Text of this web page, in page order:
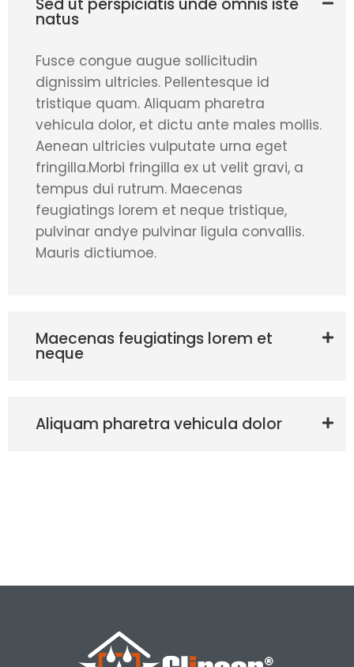
Sed ut perspiciatis unde omnis iste
natus
Fusce congue augue sollicitudin
dignissim ultricies. Pellentesque id
tristique quam. Aliquam pharetra
vehicula dolor, et dictu ante males mollis.
Aenean ultricies vulputate urna eget
fringilla.Morbi fringilla ex ut velit gravi, a
tempus dui rutrum. Maecenas
feugiatings lorem et neque tristique,
pulvinar andye pulvinar ligula convallis.
Mauris dictiumoe.
Maecenas feugiatings lorem et
neque
Aliquam pharetra vehicula dolor